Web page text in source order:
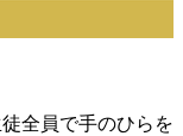
全員で手のひらを